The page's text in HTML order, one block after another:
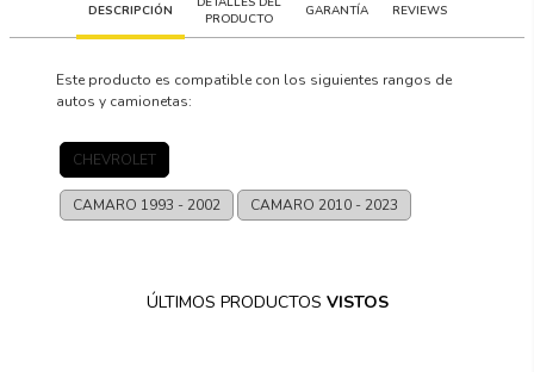
DESCRIPCIÓN
PRODUCTO
GARANTÍA REVIEWS
Este producto es compatible con los siguientes rangos de
autos y camionetas:
CHEVROLET
CAMARO 1993 - 2002 CAMARO 2010 - 2023
ÚLTIMOS PRODUCTOS VISTOS